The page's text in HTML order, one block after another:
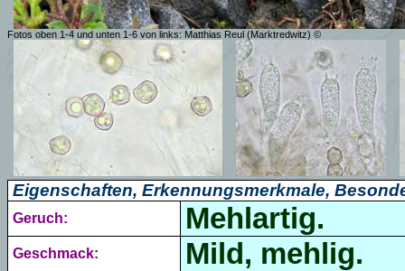
Fotos oben 1-4 und unten 1-6 von links: Matthias Reul (Marktredwitz) ©
Eigenschaften, Erkennungsmerkmale,
Geruch: Mehlartig.
Geschmack: Mild, mehlig.